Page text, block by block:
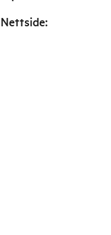
Nettside: